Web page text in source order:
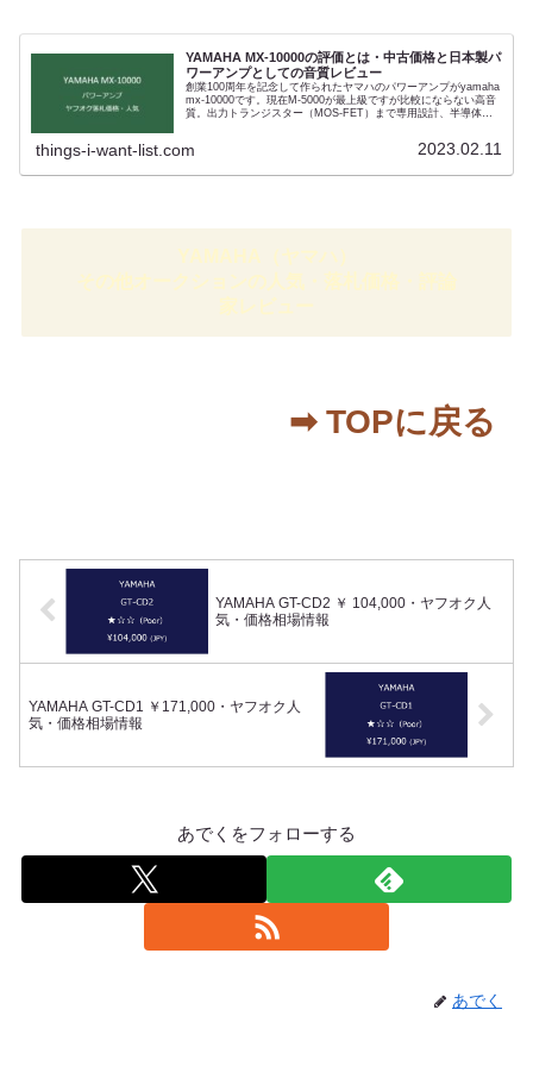
ことはその構成を見てもわかりますが（電源を含む本体重量は
38Kg）、「GF-1」との組み合わせを前提にチューニングがされ
ており世上のプリメインアンプ（Integrated amp）とは同列に語
れないためです。さまざまな意味で趣味性の強いオーディオコン
ポとなります。
YAMAHA MX-10000の評価とは・中古価格と日本製パ
ワーアンプとしての音質レビュー
創業100周年を記念して作られたヤマハのパワーアンプがyamaha
mx-10000です。現在M-5000が最上級ですが比較にならない高音
質。出力トランジスター（MOS-FET）まで専用設計、半導体か
ー CDX-10000ととともに同社100周年記念として企画されていま
レビンソンなど海外製のオーディオに押され売れませんでした。
ります。
things-i-want-list.com 2023.02.11
YAMAHA（ヤマハ）
その他オークションの人気・落札価格・評論
家レビュー
➡︎ TOPに戻る
YAMAHA GT-CD2 ￥ 104,000・ヤフオク人
気・価格相場情報
YAMAHA GT-CD1 ￥171,000・ヤフオク人
気・価格相場情報
あでくをフォローする
あでく